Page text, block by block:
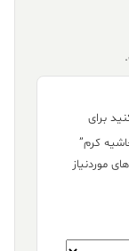
برای
موردنیاز